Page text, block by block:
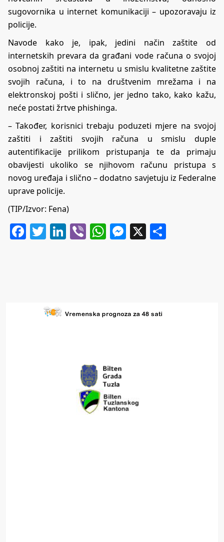
sugovornika u internet komunikaciji – upozoravaju iz
policije.
Navode kako je, ipak, jedini način zaštite od
internetskih prevara da građani vode računa o svojoj
osobnoj zaštiti na internetu u smislu kvalitetne zaštite
svojih računa, i to na društvenim mrežama i na
elektronskoj pošti i slično, jer jedno tako, kako kažu,
neće postati žrtve phishinga.
– Također, korisnici trebaju poduzeti mjere na svojoj
zaštiti i zaštiti svojih računa u smislu duple
autentifikacije prilikom pristupanja te da primaju
obavijesti ukoliko se njihovom računu pristupa s
novog uređaja i slično – dodatno savjetuju iz Federalne
uprave policije.
(TIP/Izvor: Fena)
Facebook
Twitter
LinkedIn
ViberWhatsApp
Messenger
X